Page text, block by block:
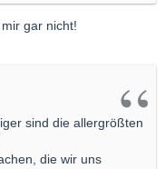
gar nicht!
sind die allergrößten
die wir uns